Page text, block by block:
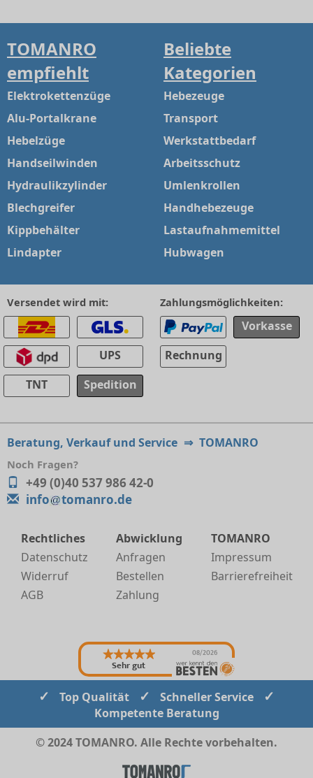
TOMANRO
empfiehlt
Elektrokettenzüge
Alu-Portalkrane
Hebelzüge
Handseilwinden
Hydraulikzylinder
Blechgreifer
Kippbehälter
Lindapter
Beliebte
Kategorien
Hebezeuge
Transport
Werkstattbedarf
Arbeitsschutz
Umlenkrollen
Handhebezeuge
Lastaufnahmemittel
Hubwagen
Versendet wird mit:
UPS
TNT
Spedition
Zahlungsmöglichkeiten:
Vorkasse
Rechnung
Beratung, Verkauf und Service ⇒ TOMANRO
Noch Fragen?
+49 (0)40 537 986 42-0
info
tomanro.de
Rechtliches
Datenschutz
Widerruf
AGB
Abwicklung
Anfragen
Bestellen
Zahlung
TOMANRO
Impressum
Barrierefreiheit
Sehr gut
08/2026
✓ Top Qualität ✓ Schneller Service ✓
Kompetente Beratung
© 2024 TOMANRO. Alle Rechte vorbehalten.